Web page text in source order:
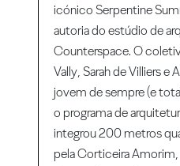
icónico Serpentine
autoria do estúdio de
Counterspace. O
Vally, Sarah de Villiers e
jovem de sempre (e
o programa de
integrou 200 metros
pela Corticeira